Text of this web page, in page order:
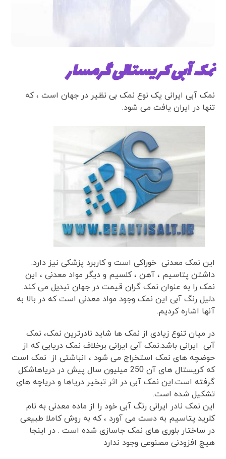
نمک آبی کریستالی گرمسار
نمک آبی ایرانی یک نوع نمک بی نظیر در جهان است ، که
تنها در ایران یافت می شود.
این نمک معدنی خوراکی است و کاربرد پزشکی نیز دارد.
داشتن پتاسیم ، آهن ، کلسیم و دیگر مواد معدنی ، این
نمک را به عنوان نمک گران قیمت در جهان تبدیل می کند.
دلیل رنگ آبی این نمک وجود مواد معدنی است که در بالا به
آنها اشاره کردیم.
در میان تنوع زیادی از نمک ها شاید نادرترین نمک، نمک
آبی ایرانی باشد.نمک آبی ایرانی برخلاف نمک دریایی که از
حوضچه های نمک استخراج می شود ، انباشتی از نمک است
که کریستال های آن 250 میلیون سال پیش در دریاهاشکل
گرفته است.این نمک آبی در اثر تبخیر دریاها و دریاچه های
تشکیل شده است.
این نمک نادر ایرانی رنگ آبی خود را از ماده معدنی به نام
کلرید پتاسیم به دست می آورد ، که به روش کاملا طبیعی
در ساختار بلوری های نمک جاسازی شده است . در اینجا
هیچ افزودنی مصنوعی وجود ندارد